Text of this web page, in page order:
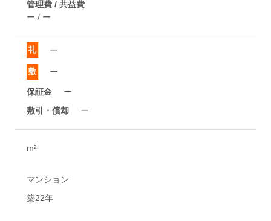
管理費 / 共益費
ー / ー
礼 ー
敷 ー
保証金
ー
敷引・償却
ー
m²
マンション
築22年